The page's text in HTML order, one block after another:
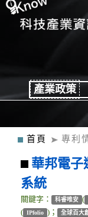
產業政策
首頁 專利
華邦電子
系統
關鍵字： 科睿唯安 (
( IPfolio )； 全球百大